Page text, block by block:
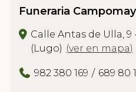
Funeraria
Calle Antas de Ulla, 9
(Lugo) (ver en mapa)
982 380 169 689 80